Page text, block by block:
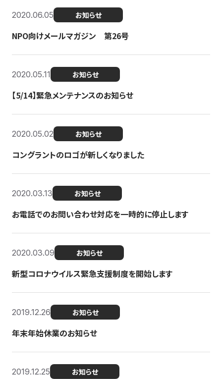
2020.06.05 お知らせ
NPO向けメールマガジン 第26号
2020.05.11 お知らせ
【5/14】緊急メンテナンスのお知らせ
2020.05.02 お知らせ
コングラントのロゴが新しくなりました
2020.03.13 お知らせ
お電話でのお問い合わせ対応を一時的に停止します
2020.03.09 お知らせ
新型コロナウイルス緊急支援制度を開始します
2019.12.26 お知らせ
年末年始休業のお知らせ
2019.12.25 お知らせ